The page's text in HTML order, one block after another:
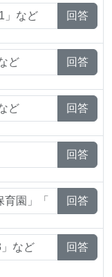
回答
回答
回答
回答
回答
回答